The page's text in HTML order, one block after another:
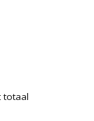
totaal